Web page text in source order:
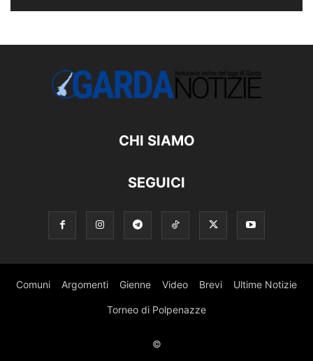
CHI SIAMO
SEGUICI
Comuni Argomenti Gienne Video Brevi Ultime Notizie
Torneo di Polpenazze
©